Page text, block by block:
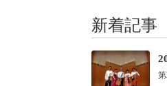
新着記事